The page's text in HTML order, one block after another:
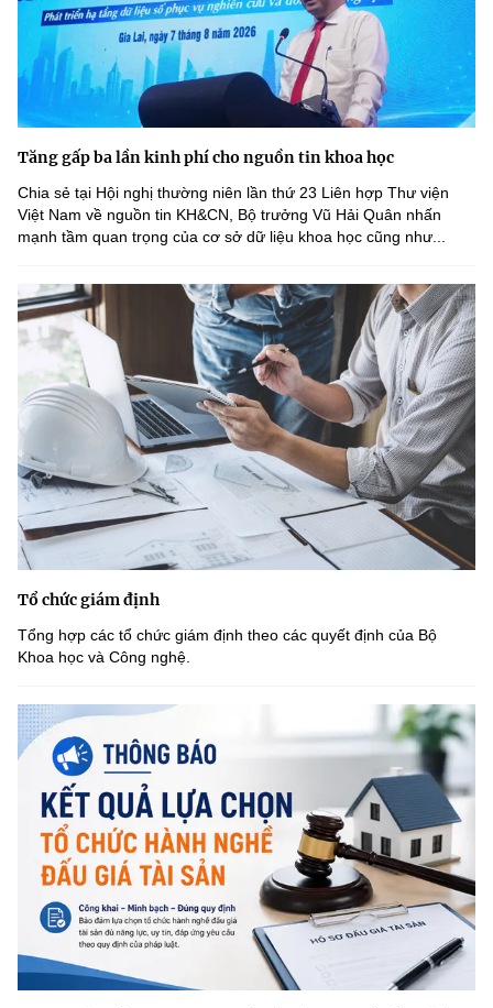
Tăng gấp ba lần kinh phí cho nguồn tin khoa học
Chia sẻ tại Hội nghị thường niên lần thứ 23 Liên hợp Thư viện
Việt Nam về nguồn tin KH&CN, Bộ trưởng Vũ Hải Quân nhấn
mạnh tầm quan trọng của cơ sở dữ liệu khoa học cũng như...
Tổ chức giám định
Tổng hợp các tổ chức giám định theo các quyết định của Bộ
Khoa học và Công nghệ.